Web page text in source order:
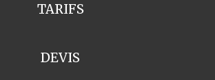
TARIFS
DEVIS